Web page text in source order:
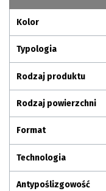
Kolor
Typologia
Rodzaj produktu
Rodzaj powierzchni
Format
Technologia
Antypoślizgowość